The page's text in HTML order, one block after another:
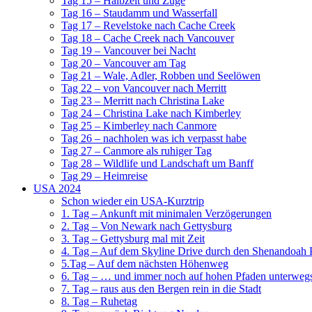
Tag 16 – Staudamm und Wasserfall
Tag 17 – Revelstoke nach Cache Creek
Tag 18 – Cache Creek nach Vancouver
Tag 19 – Vancouver bei Nacht
Tag 20 – Vancouver am Tag
Tag 21 – Wale, Adler, Robben und Seelöwen
Tag 22 – von Vancouver nach Merritt
Tag 23 – Merritt nach Christina Lake
Tag 24 – Christina Lake nach Kimberley
Tag 25 – Kimberley nach Canmore
Tag 26 – nachholen was ich verpasst habe
Tag 27 – Canmore als ruhiger Tag
Tag 28 – Wildlife und Landschaft um Banff
Tag 29 – Heimreise
USA 2024
Schon wieder ein USA-Kurztrip
1. Tag – Ankunft mit minimalen Verzögerungen
2. Tag – Von Newark nach Gettysburg
3. Tag – Gettysburg mal mit Zeit
4. Tag – Auf dem Skyline Drive durch den Shenandoah
5.Tag – Auf dem nächsten Höhenweg
6. Tag – … und immer noch auf hohen Pfaden
7. Tag – raus aus den Bergen rein in die Stadt
8. Tag – Ruhetag